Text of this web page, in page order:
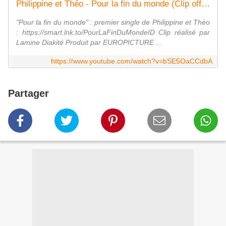
Philippine et Théo - Pour la fin du monde (Clip officiel)
"Pour la fin du monde" : premier single de Philippine et Théo
: https://smart.lnk.to/PourLaFinDuMondeID Clip réalisé par
Lamine Diakité Produit par EUROPICTURE ...
https://www.youtube.com/watch?v=bSE5OaCCdbA
Partager